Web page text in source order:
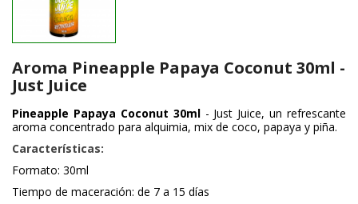
Aroma Pineapple Papaya Coconut 30ml -
Just Juice
Pineapple Papaya Coconut 30ml- Just Juice, un refrescante
aroma concentrado para alquimia, mix de coco, papaya y piña.
Características:
Formato: 30ml
Tiempo de maceración: de 7 a 15 días